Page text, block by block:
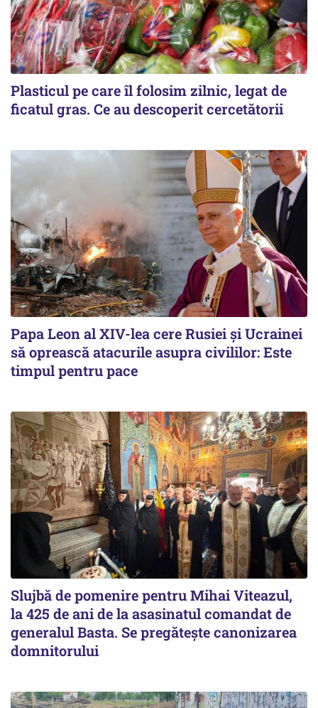
Plasticul pe care îl folosim zilnic, legat de
ficatul gras. Ce au descoperit cercetătorii
Papa Leon al XIV-lea cere Rusiei și Ucrainei
să oprească atacurile asupra civililor: Este
timpul pentru pace
Slujbă de pomenire pentru Mihai Viteazul,
la 425 de ani de la asasinatul comandat de
generalul Basta. Se pregătește canonizarea
domnitorului